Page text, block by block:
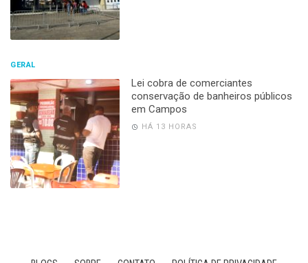
GERAL
Lei cobra de comerciantes
conservação de banheiros públicos
em Campos
HÁ 13 HORAS